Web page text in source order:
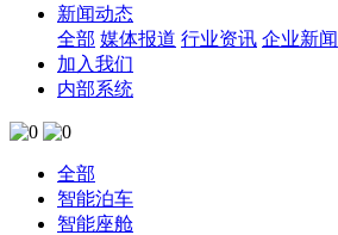
新闻动态
全部 媒体报道 行业资讯 企业新闻
加入我们
内部系统
全部
智能泊车
智能座舱